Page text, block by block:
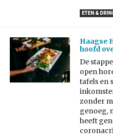
ETEN &
Haagse
hoofd
De
open
tafels en
zonder
genoeg,
heeft